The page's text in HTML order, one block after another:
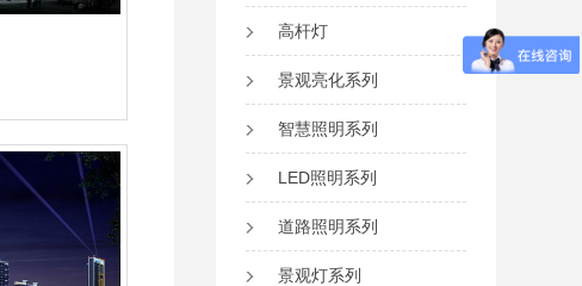
高杆灯
景观亮化系列
智慧照明系列
LED照明系列
道路照明系列
景观灯系列